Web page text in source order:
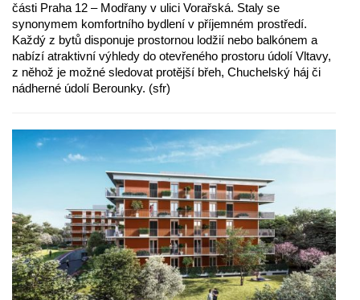
části Praha 12 – Modřany v ulici Vorařská. Staly se
synonymem komfortního bydlení v příjemném prostředí.
Každý z bytů disponuje prostornou lodžií nebo balkónem a
nabízí atraktivní výhledy do otevřeného prostoru údolí Vltavy,
z něhož je možné sledovat protější břeh, Chuchelský háj či
nádherné údolí Berounky. (sfr)